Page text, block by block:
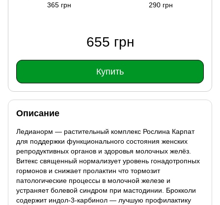
365 грн 290 грн
655 грн
Купить
Описание
Ледианорм — растительный комплекс Рослина Карпат
для поддержки функционального состояния женских
репродуктивных органов и здоровья молочных желёз.
Витекс священный нормализует уровень гонадотропных
гормонов и снижает пролактин что тормозит
патологические процессы в молочной железе и
устраняет болевой синдром при мастодинии. Брокколи
содержит индол-3-карбинол — лучшую профилактику